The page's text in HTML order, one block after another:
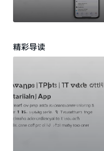
一文给你说清楚
精彩导读